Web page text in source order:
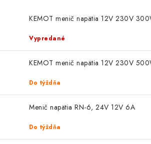
KÁBLE A KONEKTORY
OSVETLENIE
PC A NOTEBOOKY
TELEFÓNY, TABLETY, GSM
NEZARADENÉ
KEMOT menič napätia 12V 230V
Vypredané
KEMOT menič napätia 12V 230V
Do týždňa
Menič napätia RN-6, 24V 12V 6A
Do týždňa